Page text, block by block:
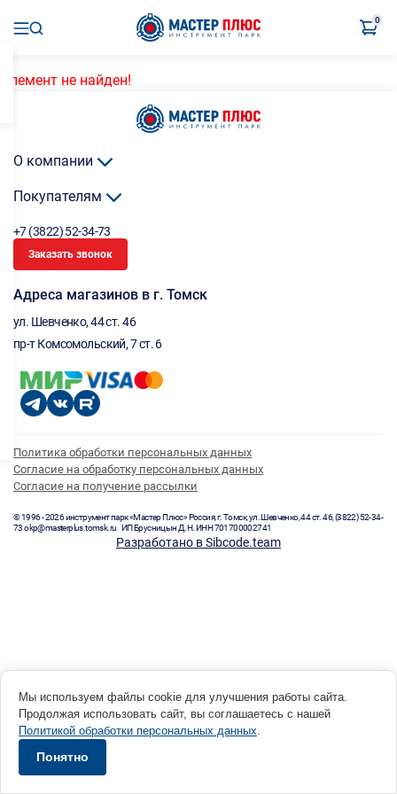
0
Элемент не найден!
О компании
Покупателям
+7 (3822) 52-34-73
Заказать звонок
Адреса магазинов в г. Томск
ул. Шевченко, 44 ст. 46
пр-т Комсомольский, 7 ст. 6
Политика обработки персональных данных
Согласие на обработку персональных данных
Согласие на получение рассылки
© 1996 - 2026 инструмент парк «Мастер Плюс» Россия, г. Томск, ул. Шевченко, 44 ст. 46, (3822) 52-34-
73 okp@masterplus.tomsk.ru ИП Брусницын Д.Н. ИНН 701700002741
Разработано в Sibcode.team
Мы используем файлы cookie для улучшения работы сайта.
Продолжая использовать сайт, вы соглашаетесь с нашей
Политикой обработки персональных данных.
Понятно